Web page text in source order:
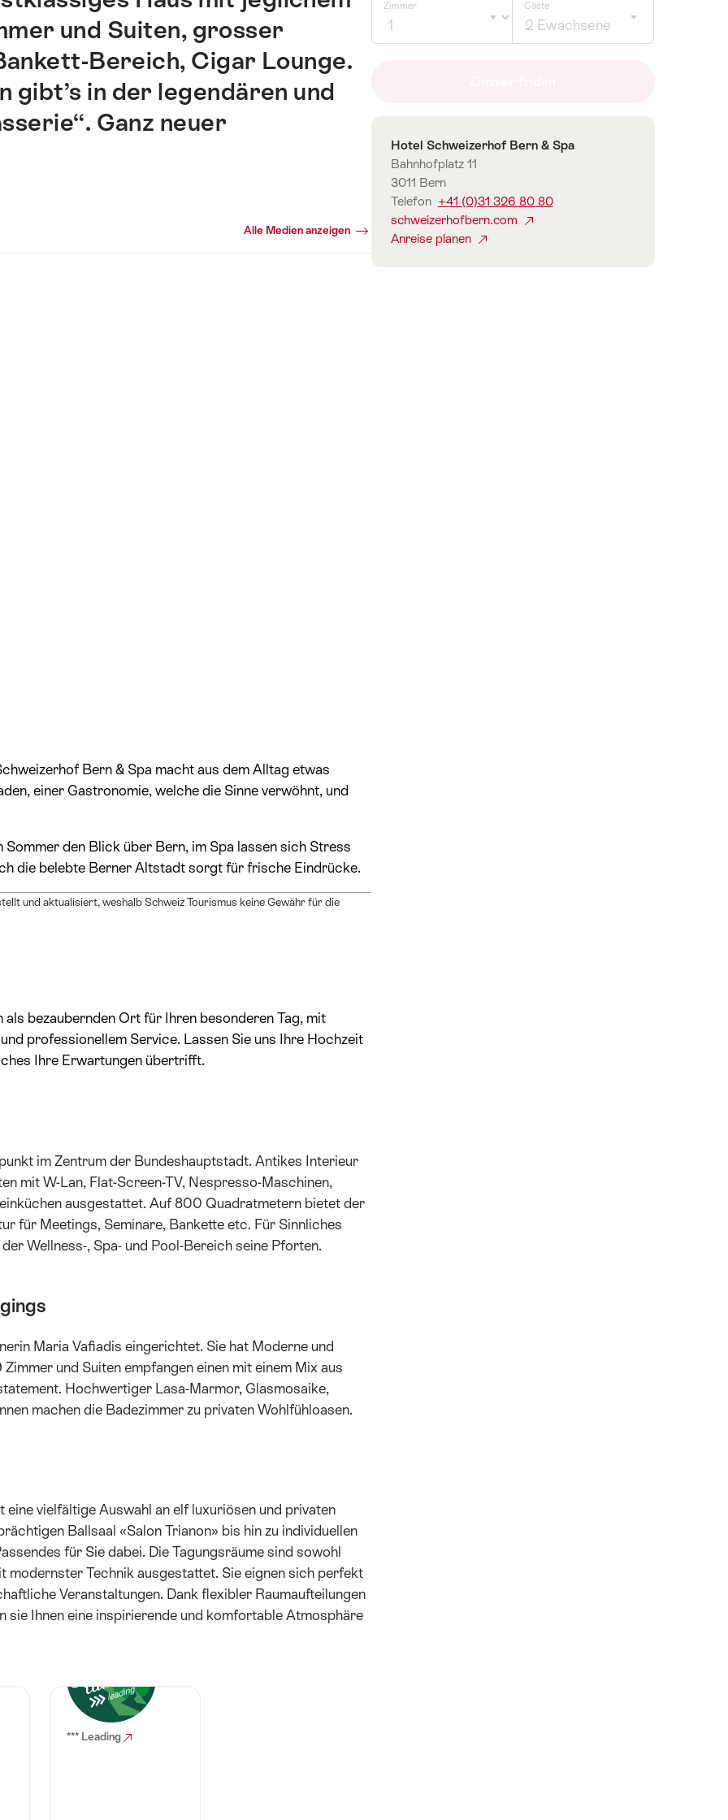
und Suiten, grosser
Bereich, Cigar Lounge.
gibt’s in der legendären und
Ganz neuer
Alle Medien anzeigen
Bern & Spa macht aus dem Alltag etwas
einer Gastronomie, welche die Sinne verwöhnt, und
den Blick über Bern, im Spa lassen sich Stress
die belebte Berner Altstadt sorgt für frische Eindrücke.
und aktualisiert, weshalb Schweiz Tourismus keine Gewähr für die
bezaubernden Ort für Ihren besonderen Tag, mit
professionellem Service. Lassen Sie uns Ihre Hochzeit
Ihre Erwartungen übertrifft.
im Zentrum der Bundeshauptstadt. Antikes Interieur
mit W-Lan, Flat-Screen-TV, Nespresso-Maschinen,
ausgestattet. Auf 800 Quadratmetern bietet der
für Meetings, Seminare, Bankette etc. Für Sinnliches
Wellness-, Spa- und Pool-Bereich seine Pforten.
Maria Vafiadis eingerichtet. Sie hat Moderne und
und Suiten empfangen einen mit einem Mix aus
Hochwertiger Lasa-Marmor, Glasmosaike,
machen die Badezimmer zu privaten Wohlfühloasen.
vielfältige Auswahl an elf luxuriösen und privaten
Ballsaal «Salon Trianon» bis hin zu individuellen
für Sie dabei. Die Tagungsräume sind sowohl
modernster Technik ausgestattet. Sie eignen sich perfekt
Veranstaltungen. Dank flexibler Raumaufteilungen
Ihnen eine inspirierende und komfortable Atmosphäre
*** Leading
Zimmer Gäste
2 Ewachsene
Kontakt
Hotel Schweizerhof Bern & Spa
Bahnhofplatz 11
3011 Bern
Telefon +41 (0)31 326 80 80
schweizerhofbern.com
Anreise planen